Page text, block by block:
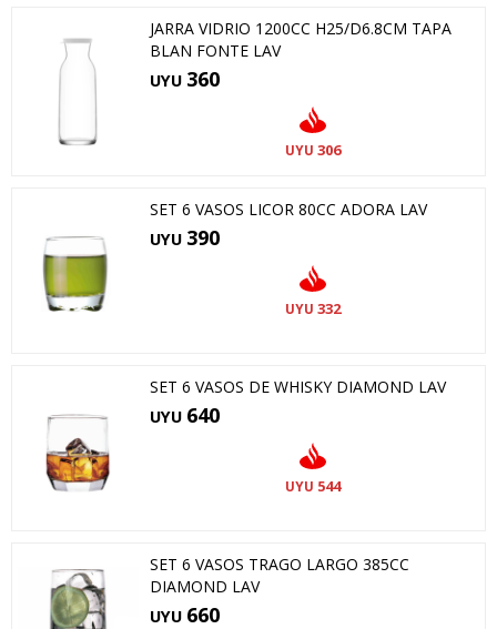
JARRA VIDRIO 1200CC H25/D6.8CM TAPA
BLAN FONTE LAV
UYU 360
UYU 306
SET 6 VASOS LICOR 80CC ADORA LAV
UYU 390
UYU 332
SET 6 VASOS DE WHISKY DIAMOND LAV
UYU 640
UYU 544
SET 6 VASOS TRAGO LARGO 385CC
DIAMOND LAV
UYU 660